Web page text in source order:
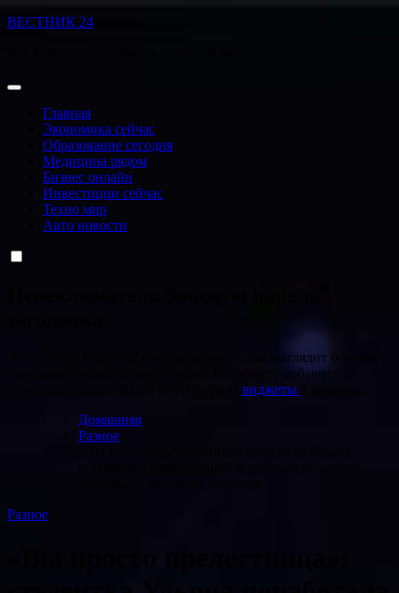
Перейти
ВЕСТНИК 24
Главная
Экономика сейчас
Образование сегодня
Медицина рядом
Бизнес онлайн
Инвестиции сейчас
Техно мир
Авто новости
Это пример виджета, показывающего, как выглядит боковая
панель заголовка по умолчанию. Вы можете добавить
виджеты
Домашняя
Разное
Разное